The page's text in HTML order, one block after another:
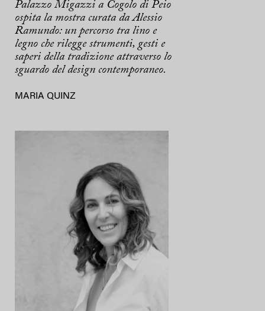
Palazzo Migazzi a Cogolo di Peio
ospita la mostra curata da Alessio
Ramundo: un percorso tra lino e
legno che rilegge strumenti, gesti e
saperi della tradizione attraverso lo
sguardo del design contemporaneo.
MARIA QUINZ